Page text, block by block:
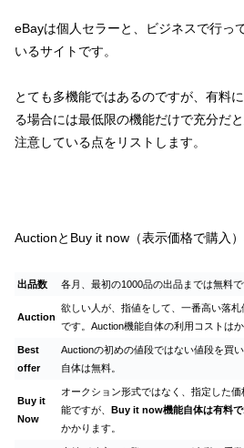
eBayは個人セラーと、ビジネスで行っ
いるサイトです。
とても多機能ではあるのですが、有料
る場合には最低限の機能だけで充分だ
注意している点をリストします。
AuctionとBuy it now（表示価格で購入）
出品数 各月、最初の1000品の出品までは無料で
Auction
欲しい人が、指値をして、一番高い落
です。Auction機能自体の利用コストはか
Best
offer
Auctionの初めの値段ではない値段を買
自体は無料。
Buy it
Now
オークション形式ではなく、指定した
能ですが、
Buy it now機能自体は有料
かかります。